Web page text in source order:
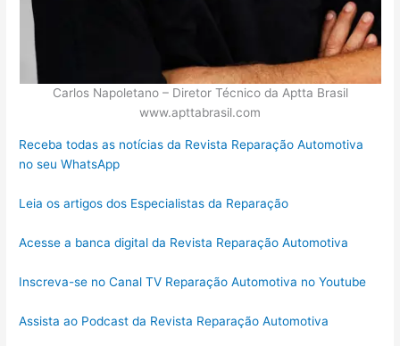
Carlos Napoletano – Diretor Técnico da Aptta Brasil
www.apttabrasil.com
Receba todas as notícias da Revista Reparação Automotiva
no seu WhatsApp
Leia os artigos dos Especialistas da Reparação
Acesse a banca digital da Revista Reparação Automotiva
Inscreva-se no Canal TV Reparação Automotiva no Youtube
Assista ao Podcast da Revista Reparação Automotiva